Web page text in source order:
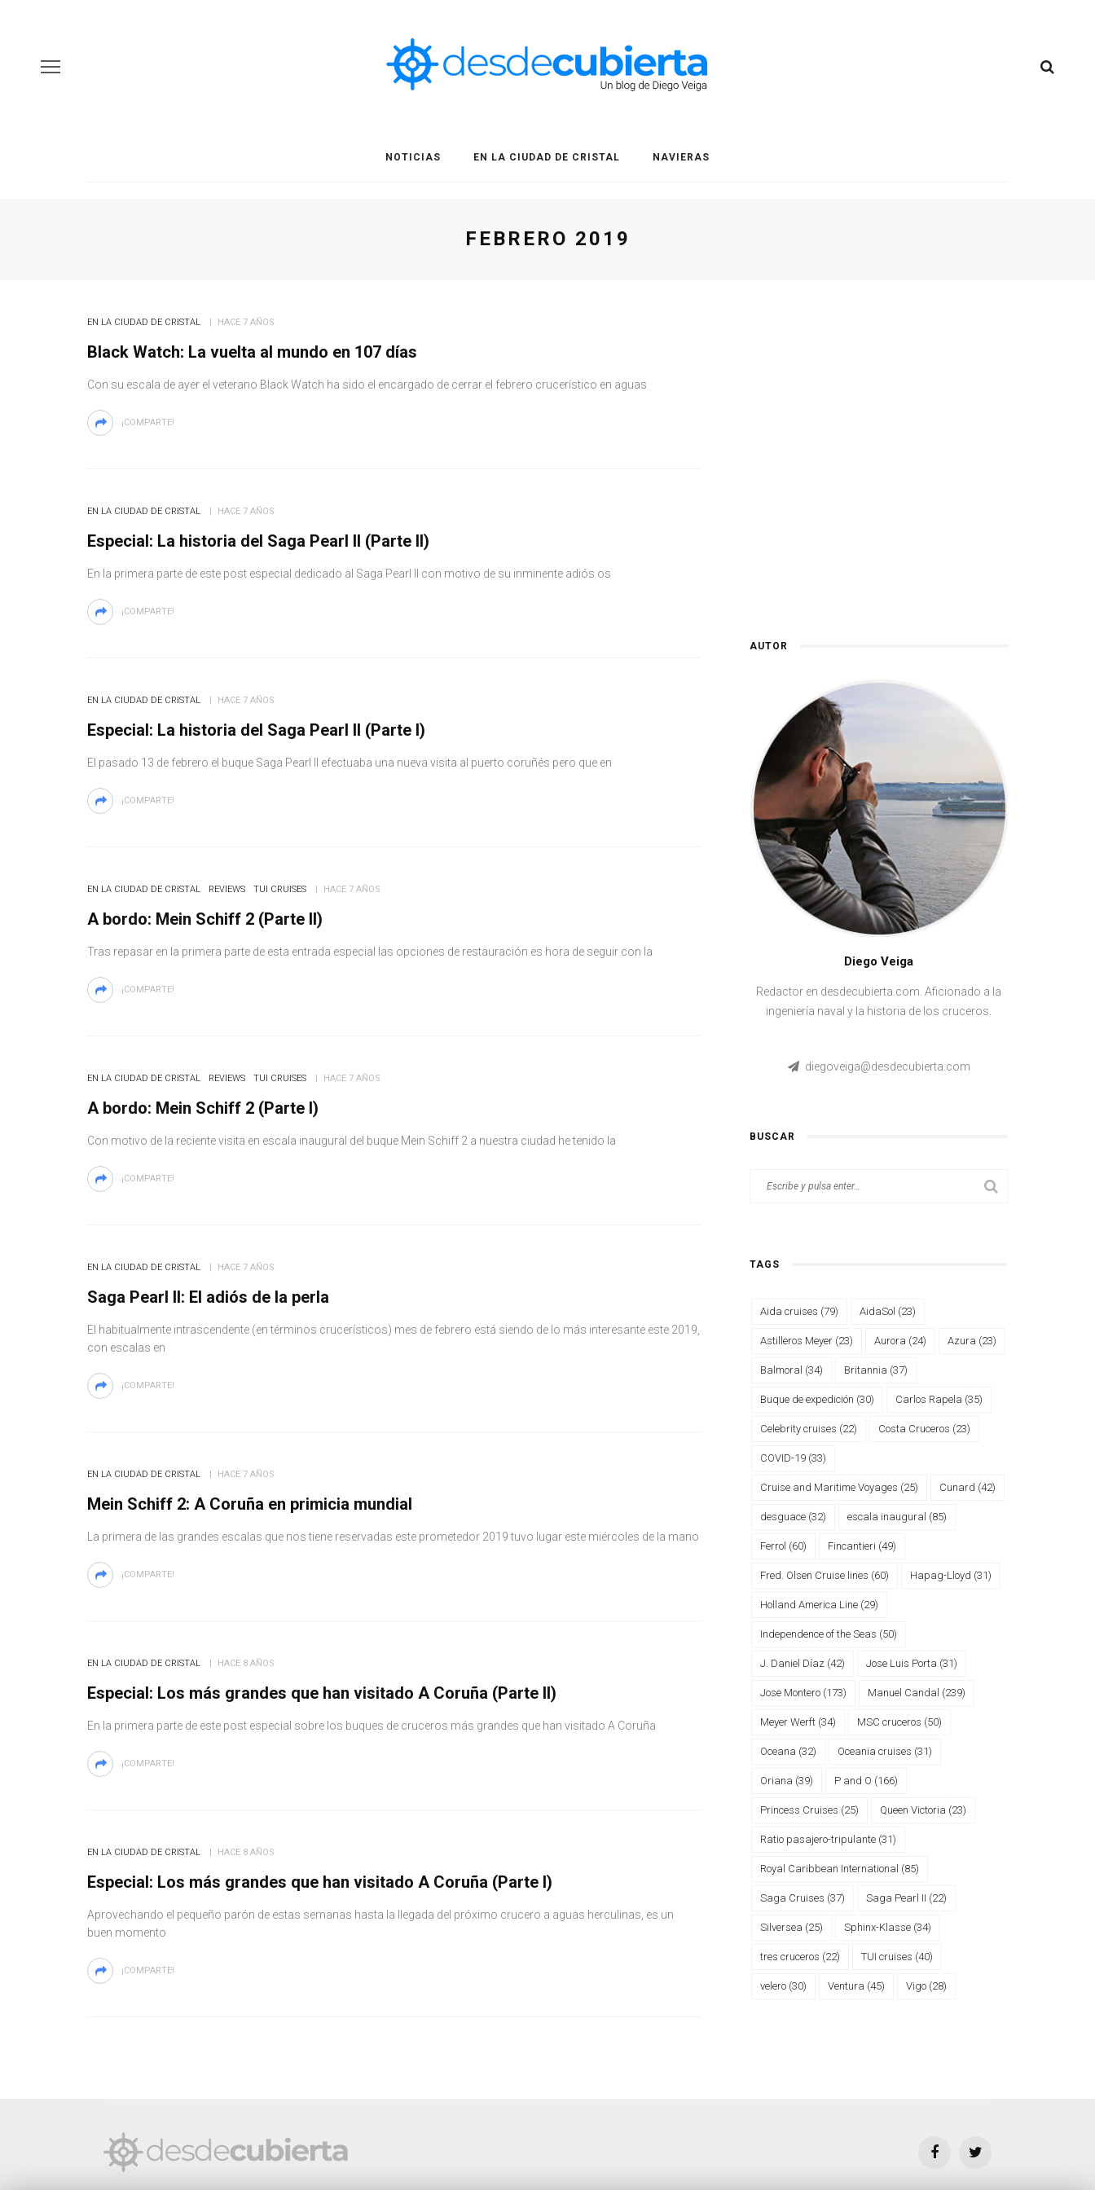
NOTICIAS EN LA CIUDAD DE CRISTAL NAVIERAS
FEBRERO 2019
EN LA CIUDAD DE CRISTAL HACE 7 AÑOS
Black Watch: La vuelta al mundo en 107 días
Con su escala de ayer el veterano Black Watch ha sido el encargado de cerrar el febrero crucerístico en aguas
¡COMPARTE!
EN LA CIUDAD DE CRISTAL HACE 7 AÑOS
Especial: La historia del Saga Pearl II (Parte II)
En la primera parte de este post especial dedicado al Saga Pearl II con motivo de su inminente adiós os
¡COMPARTE!
EN LA CIUDAD DE CRISTAL HACE 7 AÑOS
Especial: La historia del Saga Pearl II (Parte I)
El pasado 13 de febrero el buque Saga Pearl II efectuaba una nueva visita al puerto coruñés pero que en
¡COMPARTE!
EN LA CIUDAD DE CRISTAL REVIEWS TUI CRUISES HACE 7 AÑOS
A bordo: Mein Schiff 2 (Parte II)
Tras repasar en la primera parte de esta entrada especial las opciones de restauración es hora de seguir con la
¡COMPARTE!
EN LA CIUDAD DE CRISTAL REVIEWS TUI CRUISES HACE 7 AÑOS
A bordo: Mein Schiff 2 (Parte I)
Con motivo de la reciente visita en escala inaugural del buque Mein Schiff 2 a nuestra ciudad he tenido la
¡COMPARTE!
EN LA CIUDAD DE CRISTAL HACE 7 AÑOS
Saga Pearl II: El adiós de la perla
El habitualmente intrascendente (en términos crucerísticos) mes de febrero está siendo de lo más interesante este 2019,
con escalas en
¡COMPARTE!
EN LA CIUDAD DE CRISTAL HACE 7 AÑOS
Mein Schiff 2: A Coruña en primicia mundial
La primera de las grandes escalas que nos tiene reservadas este prometedor 2019 tuvo lugar este miércoles de la mano
¡COMPARTE!
EN LA CIUDAD DE CRISTAL HACE 8 AÑOS
Especial: Los más grandes que han visitado A Coruña (Parte II)
En la primera parte de este post especial sobre los buques de cruceros más grandes que han visitado A Coruña
¡COMPARTE!
EN LA CIUDAD DE CRISTAL HACE 8 AÑOS
Especial: Los más grandes que han visitado A Coruña (Parte I)
Aprovechando el pequeño parón de estas semanas hasta la llegada del próximo crucero a aguas herculinas, es un
buen momento
¡COMPARTE!
AUTOR
Diego Veiga
Redactor en desdecubierta.com. Aficionado a la
ingeniería naval y la historia de los cruceros.
diegoveiga@desdecubierta.com
BUSCAR
TAGS
Aida cruises (79) AidaSol (23)
Astilleros Meyer (23) Aurora (24) Azura (23)
Balmoral (34) Britannia (37)
Buque de expedición (30) Carlos Rapela (35)
Celebrity cruises (22) Costa Cruceros (23)
COVID-19 (33)
Cruise and Maritime Voyages (25) Cunard (42)
desguace (32) escala inaugural (85)
Ferrol (60) Fincantieri (49)
Fred. Olsen Cruise lines (60) Hapag-Lloyd (31)
Holland America Line (29)
Independence of the Seas (50)
J. Daniel Díaz (42) Jose Luis Porta (31)
Jose Montero (173) Manuel Candal (239)
Meyer Werft (34) MSC cruceros (50)
Oceana (32) Oceania cruises (31)
Oriana (39) P and O (166)
Princess Cruises (25) Queen Victoria (23)
Ratio pasajero-tripulante (31)
Royal Caribbean International (85)
Saga Cruises (37) Saga Pearl II (22)
Silversea (25) Sphinx-Klasse (34)
tres cruceros (22) TUI cruises (40)
velero (30) Ventura (45) Vigo (28)